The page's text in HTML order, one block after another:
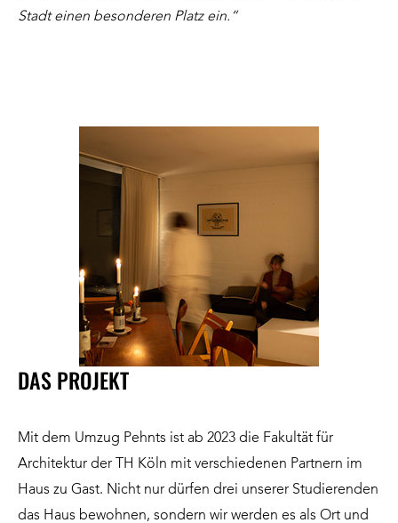
Stadt einen besonderen Platz ein.“
DAS PROJEKT
Mit dem Umzug Pehnts ist ab 2023 die Fakultät für
Architektur der TH Köln mit verschiedenen Partnern im
Haus zu Gast. Nicht nur dürfen drei unserer Studierenden
das Haus bewohnen, sondern wir werden es als Ort und